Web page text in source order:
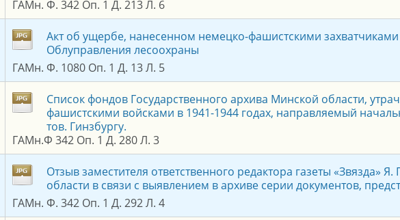
ГАМн. Ф. 342 Оп. 1 Д. 213 Л. 6
Акт об ущербе, нанесенном немецко-фашистскими
Облуправления лесоохраны
ГАМн. Ф. 1080 Оп. 1 Д. 13 Л. 5
Список фондов Государственного архива Минской области,
фашистскими войсками в 1941-1944 годах, направляемый
тов. Гинзбургу.
ГАМн.Ф 342 Оп. 1 Д. 280 Л. 3
Отзыв заместителя ответственного редактора газеты «Звязда»
области в связи с выявлением в архиве серии документов,
ГАМн. Ф. 342 Оп. 1 Д. 292 Л. 4